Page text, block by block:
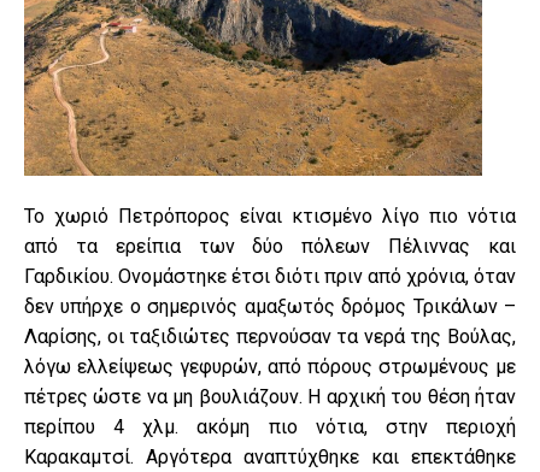
Το χωριό Πετρόπορος είναι κτισμένο λίγο πιο νότια
από τα ερείπια των δύο πόλεων Πέλιννας και
Γαρδικίου. Ονομάστηκε έτσι διότι πριν από χρόνια, όταν
δεν υπήρχε ο σημερινός αμαξωτός δρόμος Τρικάλων –
Λαρίσης, οι ταξιδιώτες περνούσαν τα νερά της Βούλας,
λόγω ελλείψεως γεφυρών, από πόρους στρωμένους με
πέτρες ώστε να μη βουλιάζουν. Η αρχική του θέση ήταν
περίπου 4 χλμ. ακόμη πιο νότια, στην περιοχή
Καρακαμτσί. Αργότερα αναπτύχθηκε και επεκτάθηκε